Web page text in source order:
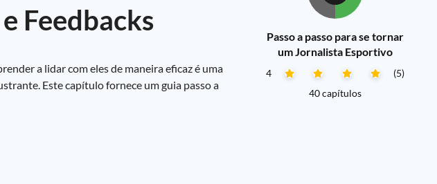
Feedbacks
a lidar com eles de maneira eficaz é uma
Este capítulo fornece um guia passo a
Passo a passo para se tornar
um Jornalista Esportivo
4
(5)
40 capítulos